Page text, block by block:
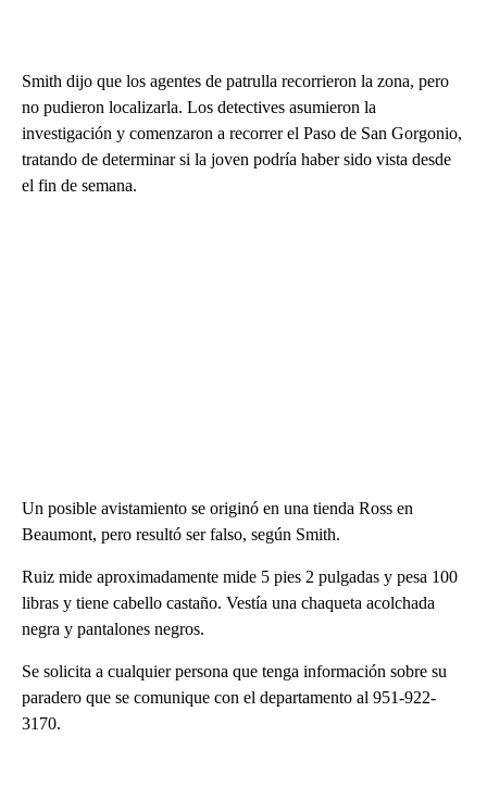
Smith dijo que los agentes de patrulla recorrieron la zona, pero
no pudieron localizarla. Los detectives asumieron la
investigación y comenzaron a recorrer el Paso de San Gorgonio,
tratando de determinar si la joven podría haber sido vista desde
el fin de semana.
Un posible avistamiento se originó en una tienda Ross en
Beaumont, pero resultó ser falso, según Smith.
Ruiz mide aproximadamente mide 5 pies 2 pulgadas y pesa 100
libras y tiene cabello castaño. Vestía una chaqueta acolchada
negra y pantalones negros.
Se solicita a cualquier persona que tenga información sobre su
paradero que se comunique con el departamento al 951-922-
3170.